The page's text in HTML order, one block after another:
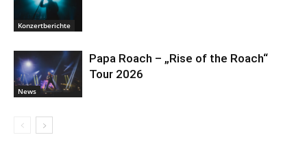
Konzertberichte
News
Papa Roach – „Rise of the Roach“
Tour 2026